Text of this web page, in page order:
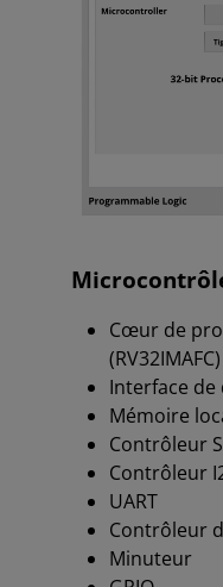
Cœur de
(RV32IMAFC)
Interface de
Mémoire
Contrôleur
Contrôleur
UART
Contrôleur
Minuteur